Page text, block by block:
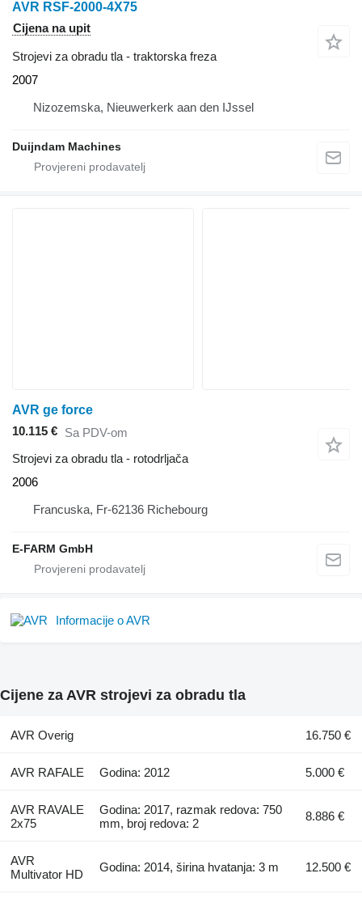
AVR RSF-2000-4X75
Cijena na upit
Strojevi za obradu tla - traktorska freza
2007
Nizozemska, Nieuwerkerk aan den IJssel
Duijndam Machines
AVR ge force
10.115 € Sa PDV-om
Strojevi za obradu tla - rotodrljača
2006
Francuska, Fr-62136 Richebourg
E-FARM GmbH
Informacije o AVR
Cijene za AVR strojevi za obradu tla
AVR Overig 16.750 €
AVR RAFALE Godina: 2012 5.000 €
AVR RAVALE
2x75
Godina: 2017, razmak redova: 750
mm, broj redova: 2
8.886 €
AVR
Multivator HD
Godina: 2014, širina hvatanja: 3 m 12.500 €